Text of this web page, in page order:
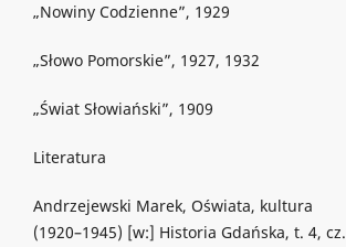
„Nowiny Codzienne”, 1929
„Słowo Pomorskie”, 1927, 1932
„Świat Słowiański”, 1909
Literatura
Andrzejewski Marek, Oświata, kultura
(1920–1945) [w:] Historia Gdańska, t. 4, cz.